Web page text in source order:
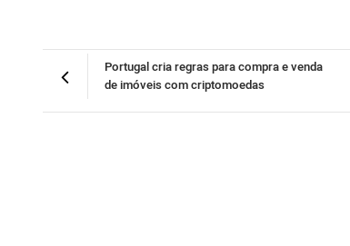
Portugal cria regras para compra e venda
de imóveis com criptomoedas